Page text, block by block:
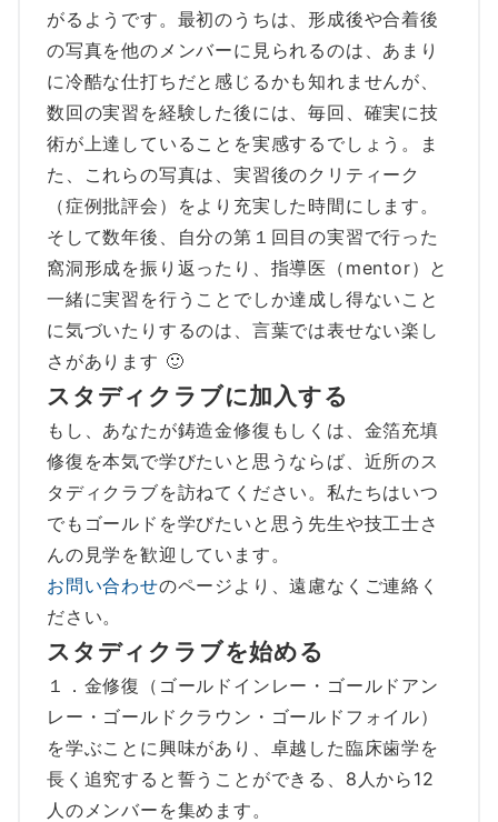
がるようです。最初のうちは、形成後や合着後
の写真を他のメンバーに見られるのは、あまり
に冷酷な仕打ちだと感じるかも知れませんが、
数回の実習を経験した後には、毎回、確実に技
術が上達していることを実感するでしょう。ま
た、これらの写真は、実習後のクリティーク
（症例批評会）をより充実した時間にします。
そして数年後、自分の第１回目の実習で行った
窩洞形成を振り返ったり、指導医（mentor）と
一緒に実習を行うことでしか達成し得ないこと
に気づいたりするのは、言葉では表せない楽し
さがあります 🙂
スタディクラブに加入する
もし、あなたが鋳造金修復もしくは、金箔充填
修復を本気で学びたいと思うならば、近所のス
タディクラブを訪ねてください。私たちはいつ
でもゴールドを学びたいと思う先生や技工士さ
んの見学を歓迎しています。
お問い合わせのページより、遠慮なくご連絡く
ださい。
スタディクラブを始める
１．金修復（ゴールドインレー・ゴールドアン
レー・ゴールドクラウン・ゴールドフォイル）
を学ぶことに興味があり、卓越した臨床歯学を
長く追究すると誓うことができる、8人から12
人のメンバーを集めます。